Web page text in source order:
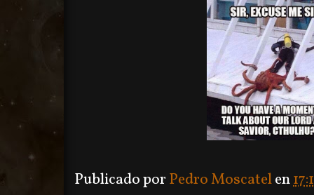
Publicado porPedro Moscatelen